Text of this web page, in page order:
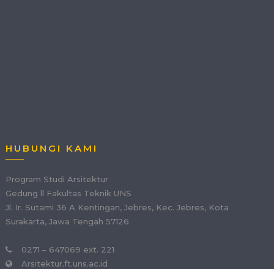
HUBUNGI KAMI
Program Studi Arsitektur
Gedung ll Fakultas Teknik UNS
Jl. Ir. Sutami 36 A Kentingan, Jebres, Kec. Jebres, Kota
Surakarta, Jawa Tengah 57126
0271 – 647069 ext. 221
Arsitektur.ft.uns.ac.id